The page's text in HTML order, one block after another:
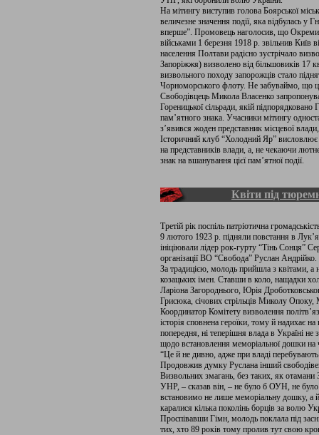
На мітингу виступив голова Боярської
величезне значення події, яка відбулась у
вперше”. Промовець наголосив, що Окремий
військами 1 березня 1918 р. звільнив Київ
населення Полтави радісно зустрічало
Запоріжжя) визволено від більшовиків 17
визвольного походу запорожців стало
Чорноморського флоту. Не забуваймо, що
Свободівцець Микола Власенко
Гореницької сільради, якій
пам’ятного знака. Учасники мітингу
з’явився жоден представник місцевої
Історичний клуб “Холодний Яр” висловлює
на представників влади, а, не чекаючи
знак на вшанування цієї пам’ятної події.
Квіти під
Третій рік поспіль патріотична
9 лютого 1923 р. підняли повстання в
ініціювали лідер рок-гурту “Тінь Сонця”
організації ВО “Свобода” Руслан Андрійко.
За традицією, молодь прийшла з квітами, а
козацьких імен. Ставши в коло, нащадки
Ларіона Загороднього, Юрія
Грисюка, січових стрільців Миколу
Координатор Комітету визволення
історія сповнена героїки, тому й надихає
попередня, ні теперішня влада в Україні не
щодо встановлення меморіальної дошки на
“Це й не дивно, адже при владі
Продовжив думку Руслана інший
Визвольних змагань, без таких, як
УНР, – сказав він, – не було б ОУН, не
встановимо не лише меморіальну дошку, а
каралися кілька поколінь борців за волю
Проспівавши Гімн, молодь поклала під
тих, хто 89 років тому пролив тут свою